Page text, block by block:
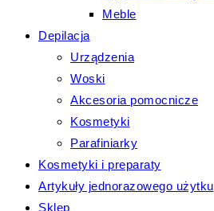
Meble
Depilacja
Urządzenia
Woski
Akcesoria pomocnicze
Kosmetyki
Parafiniarky
Kosmetyki i preparaty
Artykuły jednorazowego użytku
Sklep